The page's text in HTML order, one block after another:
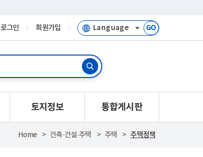
로그인 회원가입 GO
토지정보 통합게시판
Home 건축·건설·주택 주택 주택정책